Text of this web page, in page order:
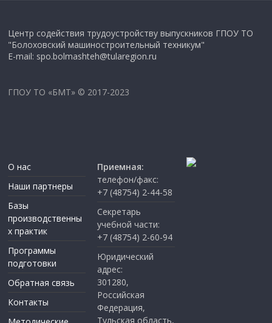
Центр содействия трудоустройству выпускников ГПОУ ТО
"Болоховский машиностроительный техникум"
E-mail: spo.bolmashteh@tularegion.ru
ГПОУ ТО «БМТ» © 2017-2023
О нас
Наши партнеры
Базы
производственны
х практик
Программы
подготовки
Обратная связь
Контакты
Приемная:
телефон/факс:
+7 (48754) 2-44-58
Секретарь
учебной части:
+7 (48754) 2-60-94
Юридический
адрес:
301280,
Российская
Федерация,
Тульская область,